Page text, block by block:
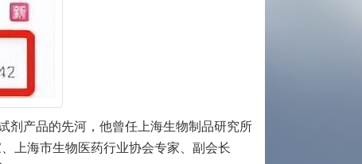
剂产品的先河，他曾任上海生物制品研究所
上海市生物医药行业协会专家、副会长